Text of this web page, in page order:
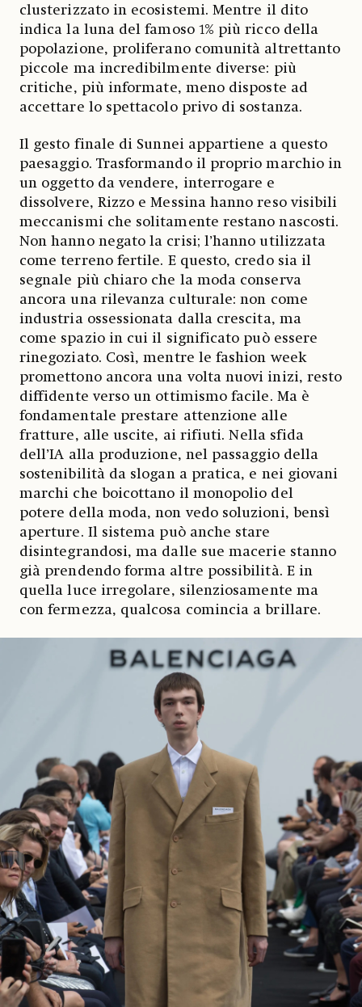
clusterizzato in ecosistemi. Mentre il dito
indica la luna del famoso 1% più ricco della
popolazione, proliferano comunità altrettanto
piccole ma incredibilmente diverse: più
critiche, più informate, meno disposte ad
accettare lo spettacolo privo di sostanza.
Il gesto finale di Sunnei appartiene a questo
paesaggio. Trasformando il proprio marchio in
un oggetto da vendere, interrogare e
dissolvere, Rizzo e Messina hanno reso visibili
meccanismi che solitamente restano nascosti.
Non hanno negato la crisi; l’hanno utilizzata
come terreno fertile. E questo, credo sia il
segnale più chiaro che la moda conserva
ancora una rilevanza culturale: non come
industria ossessionata dalla crescita, ma
come spazio in cui il significato può essere
rinegoziato. Così, mentre le fashion week
promettono ancora una volta nuovi inizi, resto
diffidente verso un ottimismo facile. Ma è
fondamentale prestare attenzione alle
fratture, alle uscite, ai rifiuti. Nella sfida
dell’IA alla produzione, nel passaggio della
sostenibilità da slogan a pratica, e nei giovani
marchi che boicottano il monopolio del
potere della moda, non vedo soluzioni, bensì
aperture. Il sistema può anche stare
disintegrandosi, ma dalle sue macerie stanno
già prendendo forma altre possibilità. E in
quella luce irregolare, silenziosamente ma
con fermezza, qualcosa comincia a brillare.